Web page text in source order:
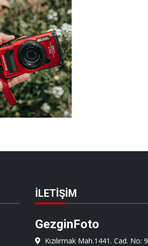
İLETIŞIM
GezginFoto
Kızılırmak Mah.1441. Cad. No: 9